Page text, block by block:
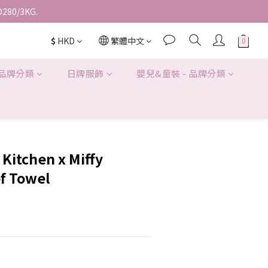
3KG.
$ HKD 繁體中文
牌分類 日牌服飾 嬰兒&童裝 - 品牌分類
Kitchen x Miffy
Towel